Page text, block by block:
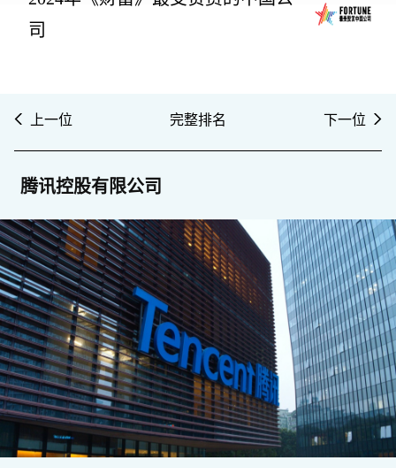
司
上一位 完整排名 下一位
腾讯控股有限公司